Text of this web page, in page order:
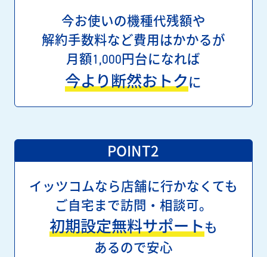
今お使いの機種代残額や
解約手数料など費用はかかるが
月額1,000円台になれば
今より断然おトクに
POINT2
イッツコムなら店舗に行かなくても
ご自宅まで訪問・相談可。
初期設定無料サポートも
あるので安心